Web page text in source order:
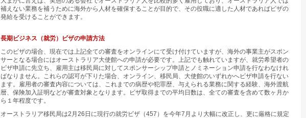
補えない業務を補うために海外から人材を確保することが目的で、その役職に適した人材であればビザの
発給を受けることができます。
長期ビジネス（就労）ビザの申請方法
このビザの場合、現在では上記全ての審査をオンラインにて受け付けていますが、海外の事業主がスポン
サーとなる場合にはオーストラリア大使館への申請が必要です。上記でも触れていますが、就労希望者の
ビザ申請に先立ち、雇用主は移民局に対してスポンサーシップ申請とノミネーション申請を行なわなけれ
ばなりません。これらの認可が下りた場合、オンライン、移民局、大使館のいずれかへビザ申請を行ない
ます。雇用者の審査内容については、これまでの病歴や犯罪歴、与えられる業務に関する経験、海外渡航
暦、保険加入証明などが審査対象となります。ビザ取得までの平均日数は、全ての審査を含めて数ヶ月か
ら１年程度です。
オーストラリア移民局は2月26日に現行の就労ビザ（457）を今年7月より大幅に改正し、更に厳格に規定